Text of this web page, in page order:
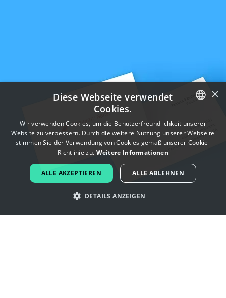
ENGLISH
FRENCH
PORTUGUESE
×
Diese Webseite verwendet
Cookies.
Wir verwenden Cookies, um die Benutzerfreundlichkeit unserer
Website zu verbessern. Durch die weitere Nutzung unserer Webseite
stimmen Sie der Verwendung von Cookies gemäß unserer Cookie-
Richtlinie zu. Weitere Informationen
ALLE AKZEPTIEREN ALLE ABLEHNEN
DETAILS ANZEIGEN